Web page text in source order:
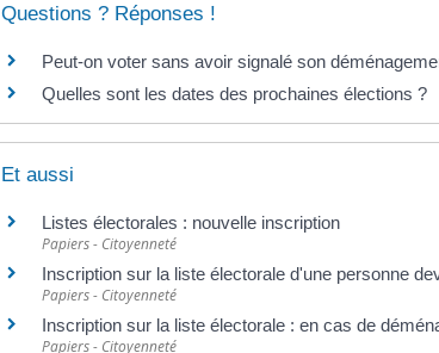
Questions ? Réponses !
Peut-on voter sans avoir signalé son
Quelles sont les dates des prochaines élections ?
Et aussi
Listes électorales : nouvelle inscription
Papiers - Citoyenneté
Inscription sur la liste électorale d'une personne
Papiers - Citoyenneté
Inscription sur la liste électorale : en cas de
Papiers - Citoyenneté